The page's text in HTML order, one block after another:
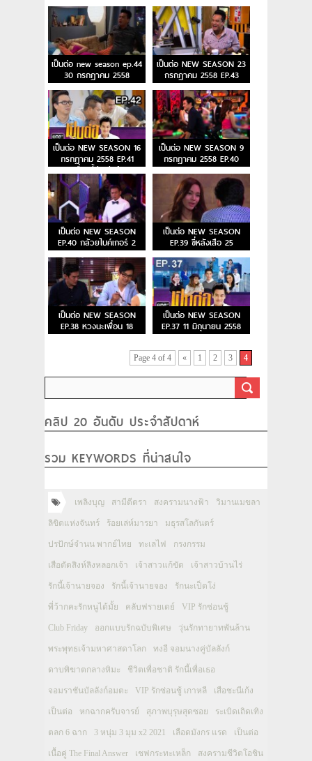
ส.ค.58
ส.ค.58
เป็นต่อ new season ep.44
30 กรกฎาคม 2558
เป็นต่อ NEW SEASON 23
กรกฎาคม 2558 EP.43
เป็นต่อ NEW SEASON 16
กรกฎาคม 2558 EP.41
เรื่องนี้มีเคลียร์
เป็นต่อ NEW SEASON 9
กรกฎาคม 2558 EP.40
เป็นต่อ NEW SEASON
EP.40 กล้วยไบค์เกอร์ 2
ก.ค.58
เป็นต่อ NEW SEASON
EP.39 ขี่หลังเสือ 25
มิถุนายน 2558
เป็นต่อ NEW SEASON
EP.38 หวงนะเพื่อน 18
มิถุนายน 2558
เป็นต่อ NEW SEASON
EP.37 11 มิถุนายน 2558
Page 4 of 4 « 1 2 3 4
คลิป 20 อันดับ ประจำสัปดาห์
รวม KEYWORDS ที่น่าสนใจ
เพลิงบุญ สามีตีตรา สงครามนางฟ้า วิมานเมขลา
ลิขิตแห่งจันทร์ ร้อยเล่ห์มารยา มธุรสโลกันตร์
ปรปักษ์จำนน พากย์ไทย ทะเลไฟ กรงกรรม
เสือตัดสิงห์ลิงหลอกเจ้า เจ้าสาวแก้ขัด เจ้าสาวบ้านไร่
รักนี้เจ้านายจอง รักนี้เจ้านายจอง รักนะเป็ดโง่
พี่ว้ากคะรักหนูได้มั้ย คลับฟรายเดย์ VIP รักซ่อนชู้
Club Friday ออกแบบรักฉบับพิเศษ วุ่นรักทายาทพันล้าน
พระพุทธเจ้ามหาศาสดาโลก ทงอี จอมนางคู่บัลลังก์
ดาบพิฆาตกลางหิมะ ชีวิตเพื่อชาติ รักนี้เพื่อเธอ
จอมราชันบัลลังก์อมตะ VIP รักซ่อนชู้ เกาหลี เสือชะนีเก้ง
เป็นต่อ หกฉากครับจารย์ สุภาพบุรุษสุดซอย ระเบิดเถิดเทิง
ตลก 6 ฉาก 3 หนุ่ม 3 มุม x2 2021 เลือดมังกร แรด เป็นต่อ
เนื้อคู่ The Final Answer เชฟกระทะเหล็ก สงครามชีวิตโอชิน